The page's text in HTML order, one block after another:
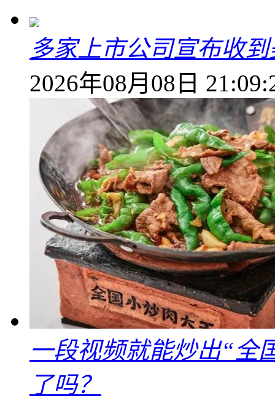
多家上市公司宣布收
2026年08月08日
一段视频就能炒出“全
了吗？